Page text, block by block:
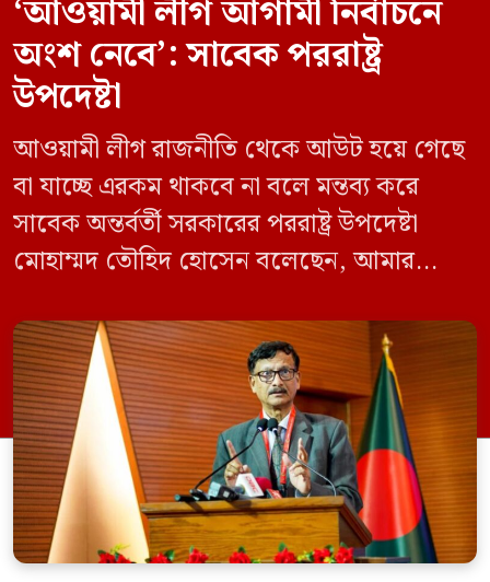
‘আওয়ামী লীগ আগামী নির্বাচনে
অংশ নেবে’: সাবেক পররাষ্ট্র
উপদেষ্টা
আওয়ামী লীগ রাজনীতি থেকে আউট হয়ে গেছে
বা যাচ্ছে এরকম থাকবে না বলে মন্তব্য করে
সাবেক অন্তর্বর্তী সরকারের পররাষ্ট্র উপদেষ্টা
মোহাম্মদ তৌহিদ হোসেন বলেছেন, আমার
নির্বাচনে অংশ নেবে। সম্প্রতি দেশের একটি
বেসরকারি টেলিভিশনে দেয়া সাক্ষাৎকারে তিনি
এসব কথা বলেন। আওয়ামী লীগ সরকারের সময়
হওয়া অত্যাচার-নিপীড়ন মানুষ ভুলে যাবে এমন
[…]